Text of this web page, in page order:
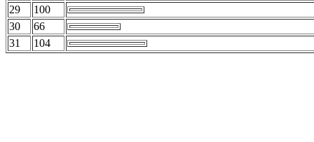
29
100
30
66
31
104